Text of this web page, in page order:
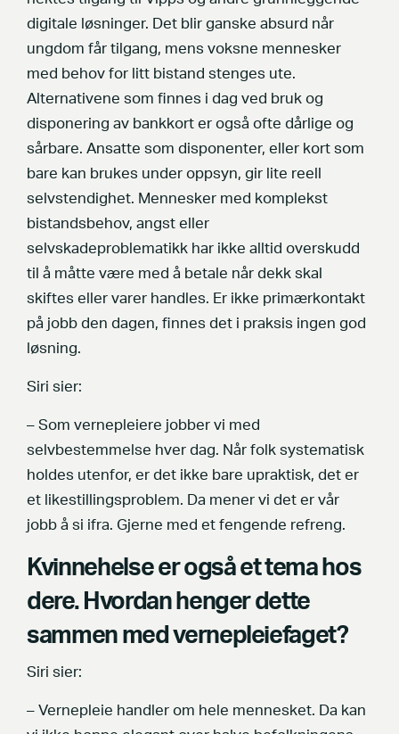
digitale løsninger. Det blir ganske absurd når
ungdom får tilgang, mens voksne mennesker
med behov for litt bistand stenges ute.
Alternativene som finnes i dag ved bruk og
disponering av bankkort er også ofte dårlige og
sårbare. Ansatte som disponenter, eller kort som
bare kan brukes under oppsyn, gir lite reell
selvstendighet. Mennesker med komplekst
bistandsbehov, angst eller
selvskadeproblematikk har ikke alltid overskudd
til å måtte være med å betale når dekk skal
skiftes eller varer handles. Er ikke primærkontakt
på jobb den dagen, finnes det i praksis ingen god
løsning.
Siri sier:
– Som vernepleiere jobber vi med
selvbestemmelse hver dag. Når folk systematisk
holdes utenfor, er det ikke bare upraktisk, det er
et likestillingsproblem. Da mener vi det er vår
jobb å si ifra. Gjerne med et fengende refreng.
Kvinnehelse er også et tema hos
dere. Hvordan henger dette
sammen med vernepleiefaget?
Siri sier:
– Vernepleie handler om hele mennesket. Da kan